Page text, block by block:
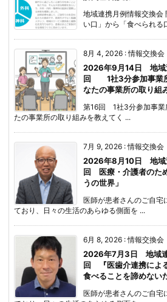
地域連携月例情報交換会
い口」から「食べられる
8月 4, 2026 :情報交換会
2026年9月14日 地域
回 1社3分参加事業
なたの事業所の取り組
第16回 1社3分参加事業
たの事業所の取り組みを教えてく ...
7月 9, 2026 :情報交換会
2026年8月10日 地域
回 医療・介護者のた
うの世界」
医師が患者さんのご自宅
ており、日々の生活のあらゆる側面を ...
6月 8, 2026 :情報交換会
2026年7月3日 地域
回 『医歯介連携によ
食べることを諦めない
医師が患者さんのご自宅